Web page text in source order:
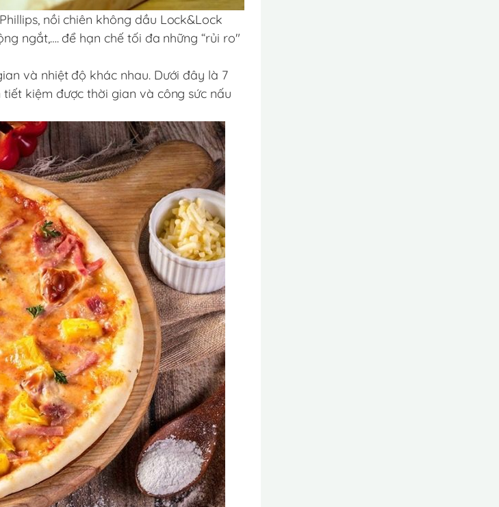
nồi chiên không dầu Lock&Lock
ngắt,…. để hạn chế tối đa những “rủi ro"
và nhiệt độ khác nhau. Dưới đây là 7
kiệm được thời gian và công sức nấu